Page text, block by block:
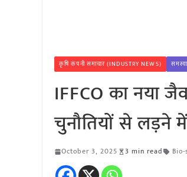
कृषि कंपनी समाचार (INDUSTRY NEWS)
IFFCO का नया
चुनौतियों से लड़ने
October 3, 2025 3 min read